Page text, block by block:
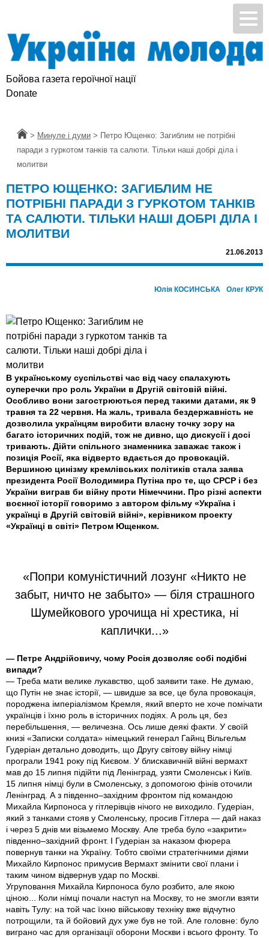
Бойова газета героїчної нації
Donate
Головна
> Минуле і думи > Петро Ющенко: Загиблим не потрібні
паради з гуркотом танків та салюти. Тільки наші добрі діла і
молитви
ПЕТРО ЮЩЕНКО: ЗАГИБЛИМ НЕ
ПОТРІБНІ ПАРАДИ З ГУРКОТОМ ТАНКІВ
ТА САЛЮТИ. ТІЛЬКИ НАШІ ДОБРІ ДІЛА І
МОЛИТВИ
21.06.2013
Олег КРУК
Юлія КОСИНСЬКА
В українському суспільстві час від часу спалахують
суперечки про роль України в Другій світовій війні.
Особливо вони загострюються перед такими датами, як 9
травня та 22 червня. На жаль, тривала бездер­жавність не
дозволила українцям виробити власну точку зору на
багато історичних подій, тож не дивно, що дискусії і досі
тривають. Дійти спільного знаменника заважає також і
позиція Росії, яка відверто вдається до провокацій.
Вершиною цинізму кремлівських політиків стала заява
президента Росії Володимира Путіна про те, що СРСР і без
України виграв би війну проти Німеччини. Про різні аспекти
воєнної історії говоримо з автором фільму «Україна і
українці в Другій світовій війні», керівником проекту
«Українці в світі» Петром Ющенком.
«Попри комуністичний лозунг «Никто не
забыт, ничто не забыто» — біля страшного
Шумейкового урочища ні хрестика, ні
каплички...»
— Петре Андрійовичу, чому Росія дозволяє собі подібні
випади?
— Треба мати велике лукавство, щоб заявити таке. Не думаю,
що Путін не знає історії, — швидше за все, це була провокація,
породжена імперіалізмом Кремля, який вперто не хоче помічати
українців і їхню роль в історичних подіях. А роль ця, без
перебільшення, — величезна. Ось лише деякі факти. У своїй
книзі «Записки солдата» німецький генерал Гайнц Вільгельм
Гудеріан детально доводить, що Другу світову війну німці
програли 1941 року під Києвом. У блискавичній війні вермахт
мав до 15 липня підійти під Ленінград, узяти Смоленськ і Київ.
15 липня німці були в Смоленську, з допомогою фінів оточили
Ленінград. А з південно–західним фронтом під командою
Михайла Кирпоноса у гітлерівців нічого не виходило. Гудеріан,
який з танками стояв у Смоленську, просив Гітлера — дай наказ
і через 5 днів ми візьмемо Москву. Але треба було «закрити»
південно–західний фронт. І Гудеріан за наказом фюрера
повернув танки на Україну. Тобто своїми стратегічними діями
Михайло Кирпонос примусив Вермахт змінити свої плани і
таким чином відвернув удар по Москві.
Угруповання Михайла Кирпоноса було розбито, але якою
ціною... Коли німці почали наступ на Москву, то не змогли взяти
навіть Тулу: на той час їхню військову техніку вже відчутно
потрощили, та й бойовий дух уже був не той. Але головне: було
виграно час для організації оборони Москви і всього фронту. То